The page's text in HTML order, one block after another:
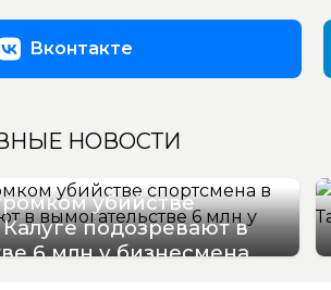
Вконтакте
НОВОСТИ
убийстве
подозревают в
6 млн у бизнесмена